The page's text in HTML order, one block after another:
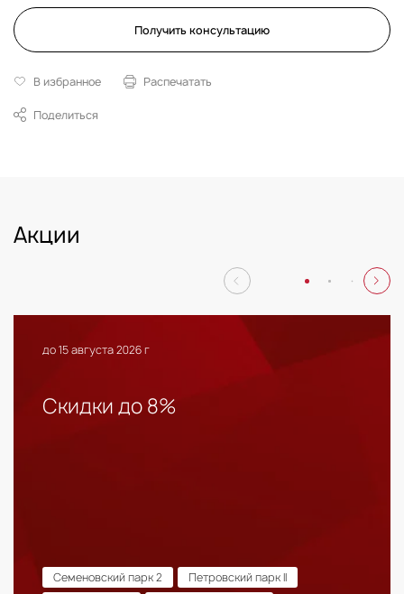
Получить консультацию
В избранное Распечатать
Поделиться
Акции
до 15 августа 2026 г
Скидки до 8%
Семеновский парк 2
Петровский парк II